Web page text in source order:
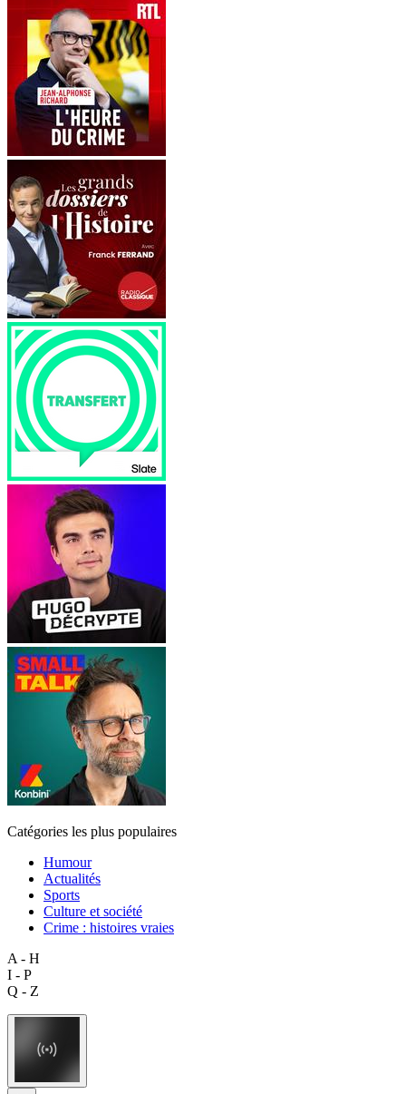
Catégories les plus populaires
Humour
Actualités
Sports
Culture et société
Crime : histoires vraies
A - H
I - P
Q - Z